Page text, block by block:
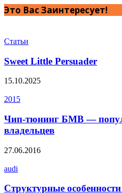
Это Вас Заинтересует!
Статьи
Sweet Little Persuader
15.10.2025
2015
Чип-тюнинг БМВ ―
владельцев
27.06.2016
audi
Структурные